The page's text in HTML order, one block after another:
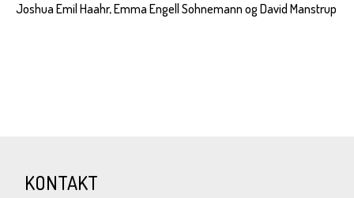
Joshua Emil Haahr, Emma Engell Sohnemann og David Manstrup
KONTAKT